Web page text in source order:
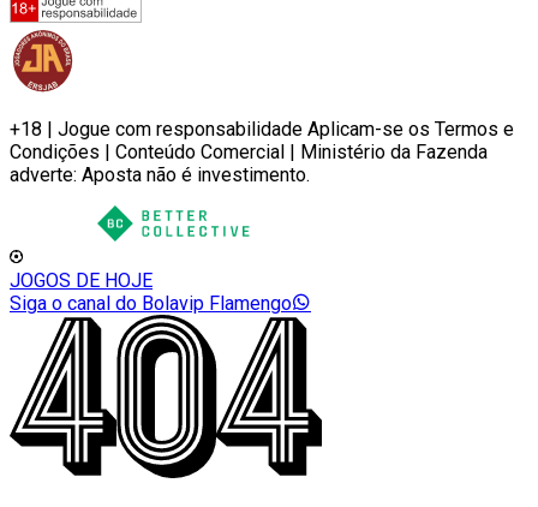
+18 | Jogue com responsabilidade Aplicam-se os Termos e
Condições | Conteúdo Comercial | Ministério da Fazenda
adverte: Aposta não é investimento.
JOGOS DE HOJE
Siga o canal do Bolavip Flamengo